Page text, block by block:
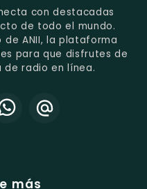
con destacadas
de todo el mundo.
ANII, la plataforma
para que disfrutes de
de radio en línea.
más